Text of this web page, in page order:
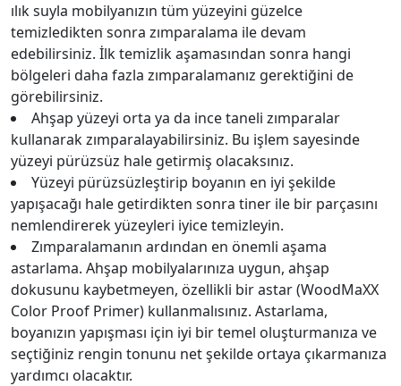
ılık suyla mobilyanızın tüm yüzeyini güzelce
temizledikten sonra zımparalama ile devam
edebilirsiniz. İlk temizlik aşamasından sonra hangi
bölgeleri daha fazla zımparalamanız gerektiğini de
görebilirsiniz.
Ahşap yüzeyi orta ya da ince taneli zımparalar
kullanarak zımparalayabilirsiniz. Bu işlem sayesinde
yüzeyi pürüzsüz hale getirmiş olacaksınız.
Yüzeyi pürüzsüzleştirip boyanın en iyi şekilde
yapışacağı hale getirdikten sonra tiner ile bir parçasını
nemlendirerek yüzeyleri iyice temizleyin.
Zımparalamanın ardından en önemli aşama
astarlama. Ahşap mobilyalarınıza uygun, ahşap
dokusunu kaybetmeyen, özellikli bir astar (WoodMaXX
Color Proof Primer) kullanmalısınız. Astarlama,
boyanızın yapışması için iyi bir temel oluşturmanıza ve
seçtiğiniz rengin tonunu net şekilde ortaya çıkarmanıza
yardımcı olacaktır.